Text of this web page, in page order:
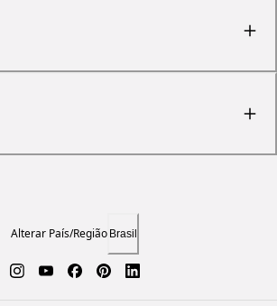
Alterar País/Região Brasil